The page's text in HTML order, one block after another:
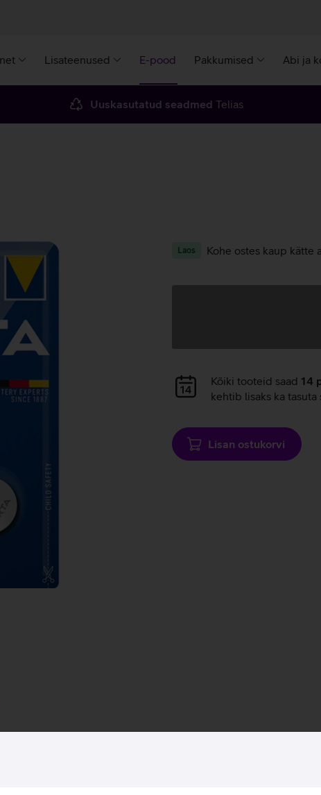
Lisateenused E-pood Pakkumised Abi ja
Uuskasutatud seadmed Telias
Laos Kohe ostes kaup kätte
Andmete
laadimine
Kõiki tooteid saad 14
kehtib lisaks ka tasuta
Lisan ostukorvi